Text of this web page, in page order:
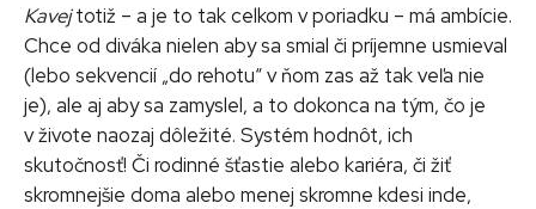
Kavejtotiž – a je to tak celkom v poriadku – má ambície.
Chce od diváka nielen aby sa smial či príjemne usmieval
(lebo sekvencií „do rehotu“ v ňom zas až tak veľa nie
je), ale aj aby sa zamyslel, a to dokonca na tým, čo je
v živote naozaj dôležité. Systém hodnôt, ich
skutočnosť! Či rodinné šťastie alebo kariéra, či žiť
skromnejšie doma alebo menej skromne kdesi inde,